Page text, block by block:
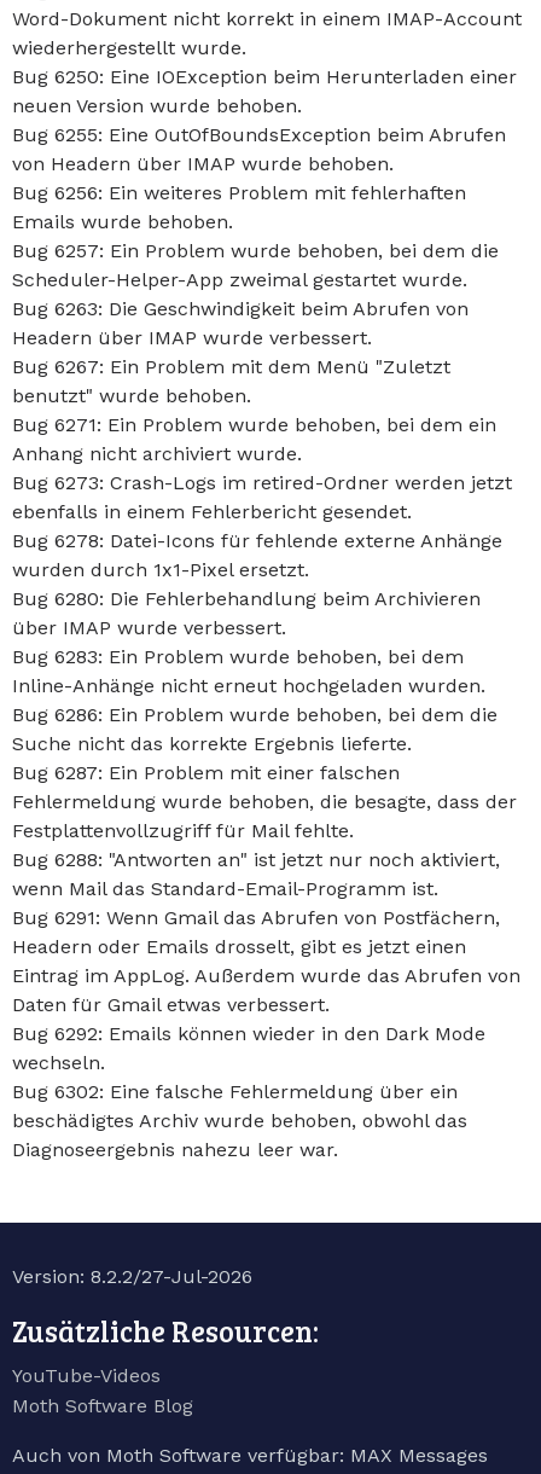
Word-Dokument nicht korrekt in einem IMAP-Account
wiederhergestellt wurde.
Bug 6250: Eine IOException beim Herunterladen einer
neuen Version wurde behoben.
Bug 6255: Eine OutOfBoundsException beim Abrufen
von Headern über IMAP wurde behoben.
Bug 6256: Ein weiteres Problem mit fehlerhaften
Emails wurde behoben.
Bug 6257: Ein Problem wurde behoben, bei dem die
Scheduler-Helper-App zweimal gestartet wurde.
Bug 6263: Die Geschwindigkeit beim Abrufen von
Headern über IMAP wurde verbessert.
Bug 6267: Ein Problem mit dem Menü "Zuletzt
benutzt" wurde behoben.
Bug 6271: Ein Problem wurde behoben, bei dem ein
Anhang nicht archiviert wurde.
Bug 6273: Crash-Logs im retired-Ordner werden jetzt
ebenfalls in einem Fehlerbericht gesendet.
Bug 6278: Datei-Icons für fehlende externe Anhänge
wurden durch 1x1-Pixel ersetzt.
Bug 6280: Die Fehlerbehandlung beim Archivieren
über IMAP wurde verbessert.
Bug 6283: Ein Problem wurde behoben, bei dem
Inline-Anhänge nicht erneut hochgeladen wurden.
Bug 6286: Ein Problem wurde behoben, bei dem die
Suche nicht das korrekte Ergebnis lieferte.
Bug 6287: Ein Problem mit einer falschen
Fehlermeldung wurde behoben, die besagte, dass der
Festplattenvollzugriff für Mail fehlte.
Bug 6288: "Antworten an" ist jetzt nur noch aktiviert,
wenn Mail das Standard-Email-Programm ist.
Bug 6291: Wenn Gmail das Abrufen von Postfächern,
Headern oder Emails drosselt, gibt es jetzt einen
Eintrag im AppLog. Außerdem wurde das Abrufen von
Daten für Gmail etwas verbessert.
Bug 6292: Emails können wieder in den Dark Mode
wechseln.
Bug 6302: Eine falsche Fehlermeldung über ein
beschädigtes Archiv wurde behoben, obwohl das
Diagnoseergebnis nahezu leer war.
Version: 8.2.2/27-Jul-2026
Zusätzliche Resourcen:
YouTube-Videos
Moth Software Blog
Auch von Moth Software verfügbar: MAX Messages